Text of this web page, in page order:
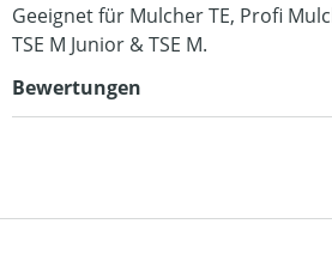
Geeignet für Mulcher TE, Profi
TSE M Junior & TSE M.
Bewertungen